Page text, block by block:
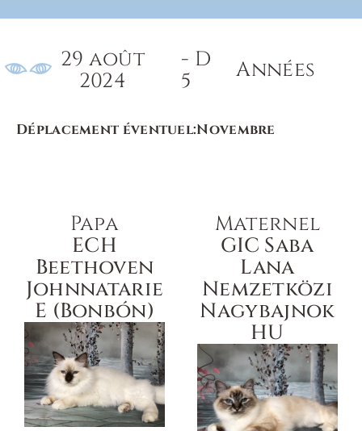
29 août
2024
- D
5
Années
Déplacement éventuel:Novembre
Papa
ECH
Beethoven
Johnnatarie
E (Bonbón)
Maternel
GIC Saba
Lana
Nemzetközi
Nagybajnok
HU